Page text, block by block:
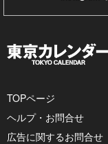
TOPページ
ヘルプ・お問合せ
広告に関するお問合せ